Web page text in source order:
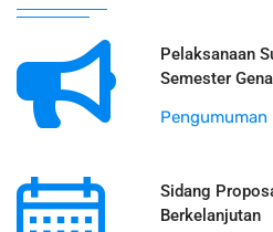
Pelaksanaan
Semester
Pengumuman
Sidang
Berkelanjutan